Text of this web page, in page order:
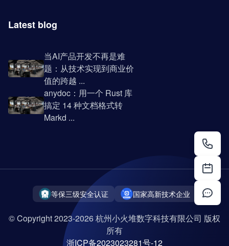
Latest blog
当AI产品开发不再是难
题：从技术实现到商业价
值的跨越 ...
anydoc：用一个 Rust 库
搞定 14 种文档格式转
Markd ...
等保三级安全认证 国家高新技术企业
© Copyright 2023-2026 杭州小火堆数字科技有限公司 版权
所有
浙ICP备2023023281号-12